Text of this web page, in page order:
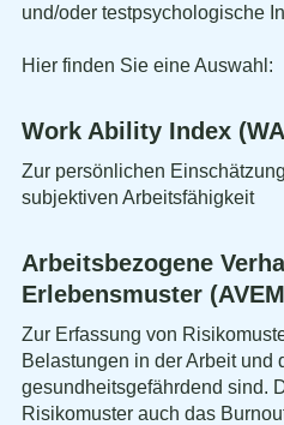
und/oder testpsychologische
Hier finden Sie eine Auswahl:
Work Ability Index
Zur persönlichen
subjektiven Arbeitsfähigkeit
Arbeitsbezogene
Erlebensmuster
Zur Erfassung von
Belastungen in der Arbeit und
gesundheitsgefährdend sind.
Risikomuster auch das